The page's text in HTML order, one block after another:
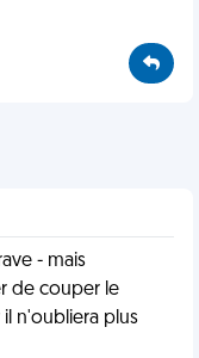
- mais
de couper le
n'oubliera plus